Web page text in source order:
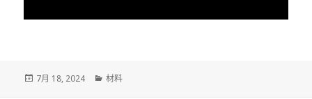
发
7月 18, 2024
分
材料